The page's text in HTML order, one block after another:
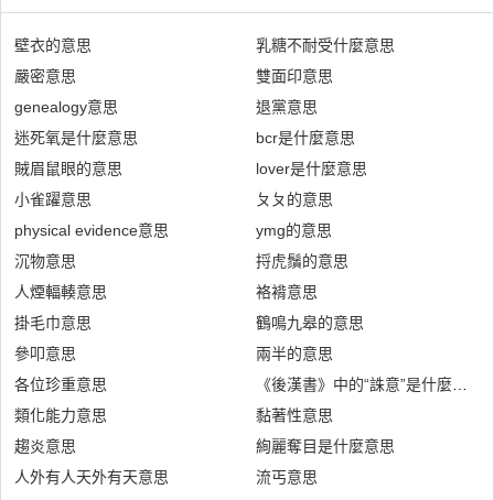
壁衣的意思
嚴密意思
genealogy意思
迷死氧是什麼意思
賊眉鼠眼的意思
小雀躍意思
physical evidence意思
沉物意思
人煙輻輳意思
掛毛巾意思
參叩意思
各位珍重意思
類化能力意思
趨炎意思
人外有人天外有天意思
乳糖不耐受什麼意思
雙面印意思
退黨意思
bcr是什麼意思
lover是什麼意思
ㄆㄆ的意思
ymg的意思
捋虎鬚的意思
袼褙意思
鶴鳴九皋的意思
兩半的意思
《後漢書》中的“誅意”是什麼意思
黏著性意思
絢麗奪目是什麼意思
流丐意思